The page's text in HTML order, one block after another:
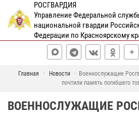
РОСГВАРДИЯ
Управление Федеральной
национальной гвардии
Федерации по Красноярскому
Главная Новости
Военнослужащие
почтили память погибшего
ВОЕННОСЛУЖАЩИЕ